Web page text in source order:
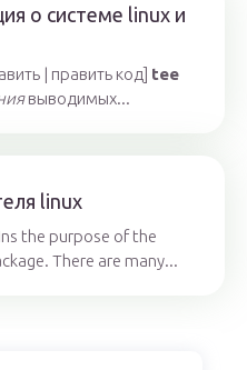
о системе linux и
| править код] tee
выводимых...
linux
the purpose of the
There are many...